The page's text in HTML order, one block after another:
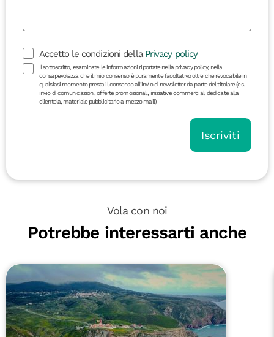
Accetto le condizioni della Privacy policy
Il sottoscritto, esaminate le informazioni riportate nella privacy policy, nella
consapevolezza che il mio consenso è puramente facoltativo oltre che revocabile in
qualsiasi momento presta il consenso all’invio di newsletter da parte del titolare (es.
invio di comunicazioni, offerte promozionali, iniziative commerciali dedicate alla
clientela, materiale pubblicitario a mezzo mail)
Iscriviti
Vola con noi
Potrebbe interessarti anche